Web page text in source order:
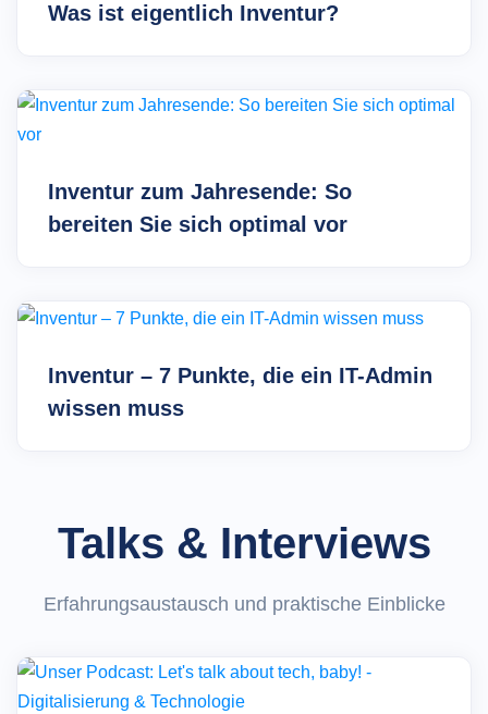
Was ist eigentlich Inventur?
Inventur zum Jahresende: So
bereiten Sie sich optimal vor
Inventur – 7 Punkte, die ein IT-Admin
wissen muss
Talks & Interviews
Erfahrungsaustausch und praktische Einblicke